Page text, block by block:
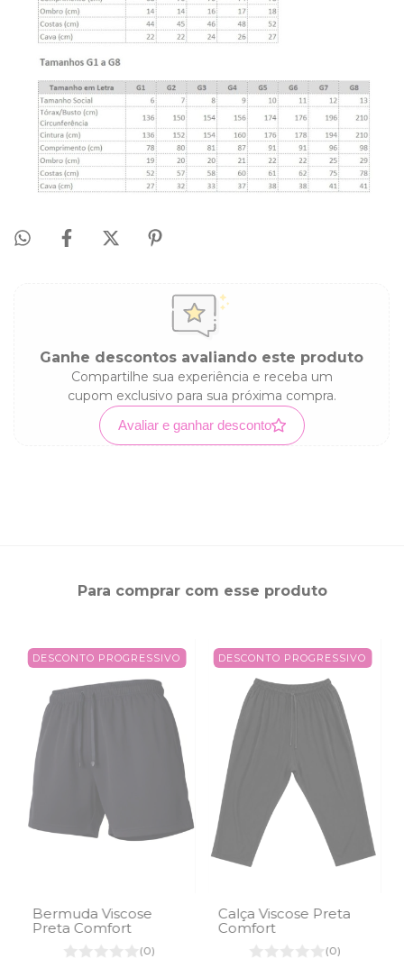
Ganhe descontos avaliando este produto
Compartilhe sua experiência e receba um
cupom exclusivo para sua próxima compra.
Avaliar e ganhar desconto
Para comprar com esse produto
DESCONTO PROGRESSIVO
Bermuda Viscose
Preta Comfort
(0)
DESCONTO PROGRESSIVO
Calça Viscose Preta
Comfort
(0)